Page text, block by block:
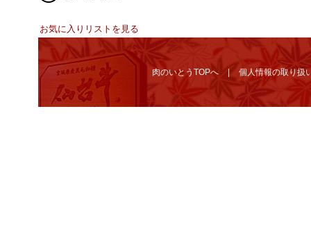
お気に入りリストを見る
肉のいとうTOPへ 個人情報の取り扱